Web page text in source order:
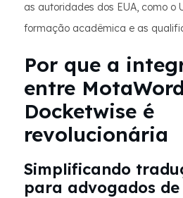
as autoridades dos EUA, como o
formação acadêmica e as
Por que a
entre
Docketwise é
revolucionária
Simplificando
para advogados